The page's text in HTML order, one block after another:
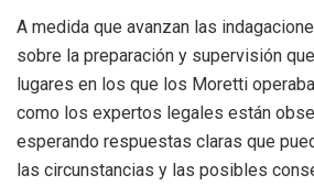
A medida que avanzan las
sobre la preparación y supervisión
lugares en los que los Moretti
como los expertos legales están
esperando respuestas claras que
las circunstancias y las posibles